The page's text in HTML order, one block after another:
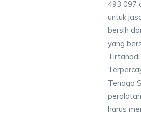
493 097
untuk
bersih
yang
Tenaga
harus